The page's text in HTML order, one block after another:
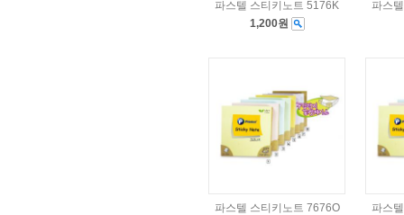
파스텔 스티키노트 5176K
1,200원
파스
파스텔 스티키노트 7676O
파스